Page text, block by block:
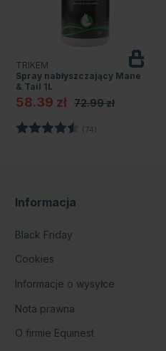
TRIKEM
Spray nabłyszczający Mane
& Tail 1L
58.39 zł 72.99 zł
Ocena: (74)
Informacja
Black Friday
Cookies
Informacje o wysyłce
Nota prawna
O firmie Equinest